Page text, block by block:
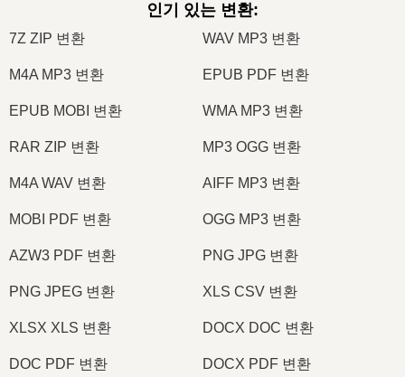
인기 있는 변환:
7Z ZIP 변환 WAV MP3 변환
M4A MP3 변환 EPUB PDF 변환
EPUB MOBI 변환 WMA MP3 변환
RAR ZIP 변환 MP3 OGG 변환
M4A WAV 변환 AIFF MP3 변환
MOBI PDF 변환 OGG MP3 변환
AZW3 PDF 변환 PNG JPG 변환
PNG JPEG 변환 XLS CSV 변환
XLSX XLS 변환 DOCX DOC 변환
DOC PDF 변환 DOCX PDF 변환